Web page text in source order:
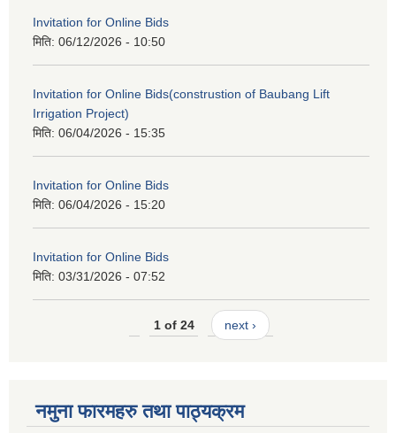
Invitation for Online Bids
मिति: 06/12/2026 - 10:50
Invitation for Online Bids(construstion of Baubang Lift
Irrigation Project)
मिति: 06/04/2026 - 15:35
Invitation for Online Bids
मिति: 06/04/2026 - 15:20
Invitation for Online Bids
मिति: 03/31/2026 - 07:52
1 of 24 next ›
नमुना फारमहरु तथा पाठ्यक्रम